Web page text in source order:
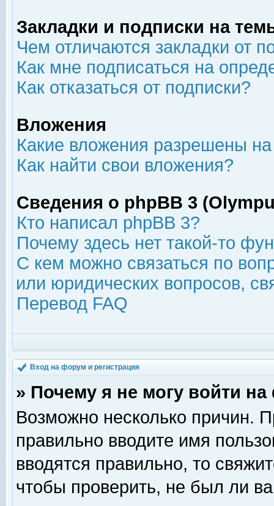
Закладки и подписки на
Чем отличаются закладки от
Как мне подписаться на
Как отказаться от подписки?
Вложения
Какие вложения разрешены
Как найти свои вложения?
Сведения о phpBB 3
Кто написал phpBB 3?
Почему здесь нет такой-то
С кем можно связаться по
или юридических вопросов,
Перевод FAQ
Вход на форум и регистрация
» Почему я не могу войти
Возможно несколько причин.
правильно вводите имя
вводятся правильно, то
чтобы проверить, не был ли